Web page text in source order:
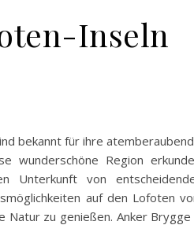
Inseln
bekannt für ihre
wunderschöne Region
Unterkunft von
auf den Lofoten
Natur zu genießen. Anker Brygge